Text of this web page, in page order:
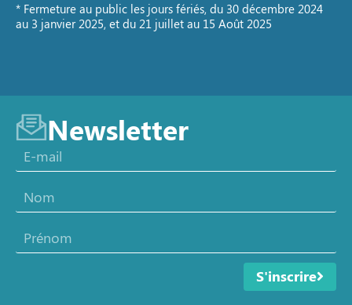
* Fermeture au public les jours fériés, du 30 décembre 2024
au 3 janvier 2025, et du 21 juillet au 15 Août 2025
Newsletter
S'inscrire